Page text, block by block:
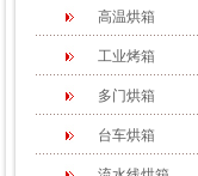
高温烘箱
工业烤箱
多门烘箱
台车烘箱